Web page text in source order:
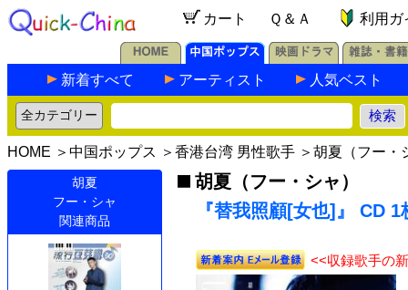
カート Ｑ＆Ａ 利用ガ
新着すべて アーティスト 人気ベスト
HOME ＞ 中国ポップス ＞ 香港台湾 男性歌手 ＞ 胡夏（フー・
胡夏
フー・シャ
関連商品
胡夏（フー・シャ）
『替我照顧[女也]』 CD 1
<<収録歌手の